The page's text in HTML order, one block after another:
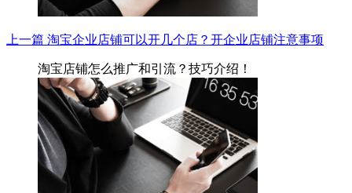
上一篇 淘宝企业店铺可以开几个店？开企业店铺注意事项
淘宝店铺怎么推广和引流？技巧介绍！